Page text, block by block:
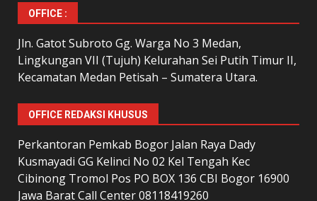
OFFICE :
Jln. Gatot Subroto Gg. Warga No 3 Medan,
Lingkungan VII (Tujuh) Kelurahan Sei Putih Timur II,
Kecamatan Medan Petisah – Sumatera Utara.
OFFICE REDAKSI KHUSUS
Perkantoran Pemkab Bogor Jalan Raya Dady
Kusmayadi GG Kelinci No 02 Kel Tengah Kec
Cibinong Tromol Pos PO BOX 136 CBI Bogor 16900
Jawa Barat Call Center 08118419260